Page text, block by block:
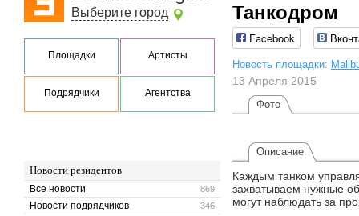
Выберите город
Площадки Артисты
Подрядчики Агентства
Новости резидентов
869
Все новости
346
Новости подрядчиков
Танкодром
Facebook
Новость площадки:
13 Апреля 2015
Фото
Описание
Каждым танком
захватываем нужные
могут наблюдать за